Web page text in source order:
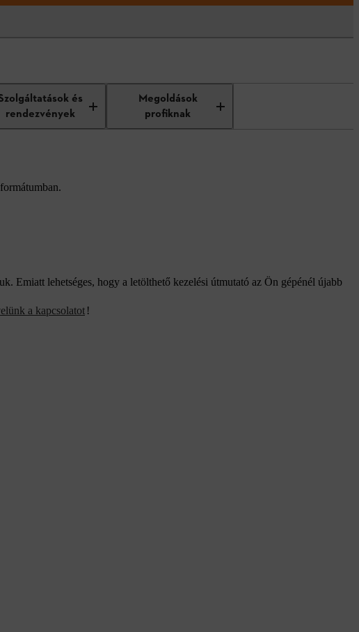
és
rendezvények
Megoldások
profiknak
Emiatt lehetséges, hogy a letölthető kezelési útmutató az Ön gépénél újabb
a kapcsolatot !